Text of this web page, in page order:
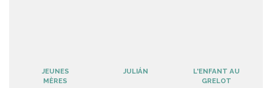
JEUNES
MÈRES
JULIÁN
L'ENFANT AU
GRELOT